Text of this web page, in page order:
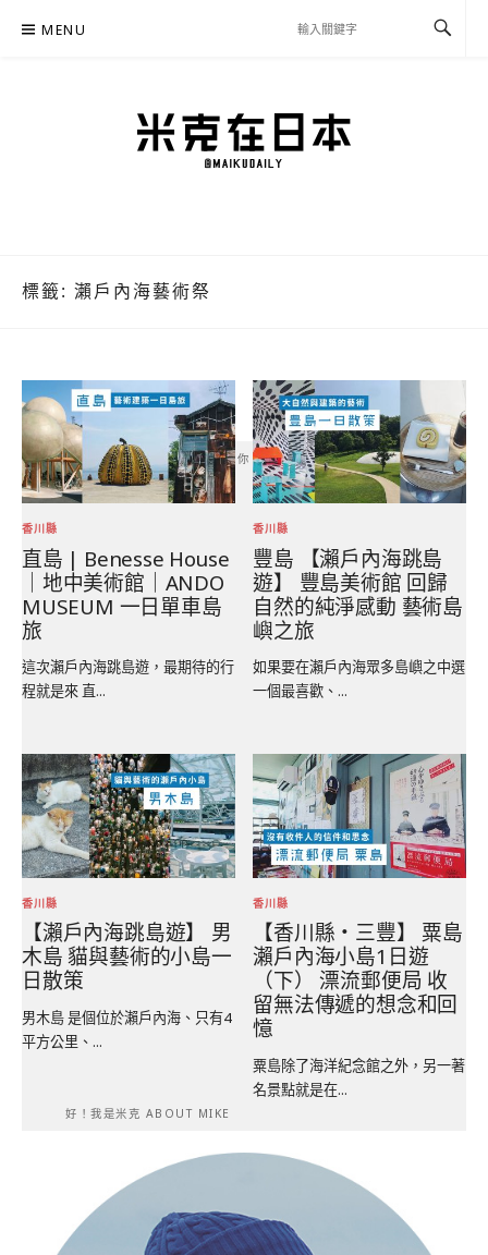
MENU
標籤: 瀨戶內海藝術祭
香川縣
直島 | Benesse House
｜地中美術館｜ANDO
MUSEUM 一日單車島
旅
這次瀨戶內海跳島遊，最期待的行
程就是來 直...
香川縣
豐島 【瀨戶內海跳島
遊】 豐島美術館 回歸
自然的純淨感動 藝術島
嶼之旅
如果要在瀨戶內海眾多島嶼之中選
一個最喜歡、...
香川縣
【瀨戶內海跳島遊】 男
木島 貓與藝術的小島一
日散策
男木島 是個位於瀨戶內海、只有4
平方公里、...
香川縣
【香川縣‧三豐】 粟島
瀨戶內海小島1日遊
（下） 漂流郵便局 收
留無法傳遞的想念和回
憶
粟島除了海洋紀念館之外，另一著
名景點就是在...
你
好！我是米克 ABOUT MIKE